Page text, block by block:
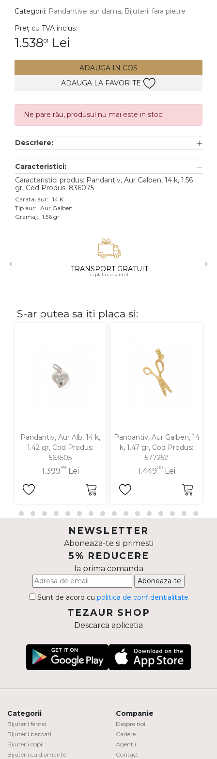
Inele
Cercei
Bratari
Lanturi
Pandantive
Accesorii
TIP METAL
Aur galben
Aur alb
Aur roz
Categorii: Pandantive aur dama, Bijuterii fara pietre
Preț cu TVA inclus:
1.53801 Lei
ADAUGA IN COS
ADAUGA LA FAVORITE
Ne pare rău, produsul nu mai este in stoc!
Descriere:
Caracteristici:
Caracteristici produs: Pandantiv, Aur Galben, 14 k, 1.56
gr, Cod Produs: 836075
Carataj aur: 14 K
Tip aur: Aur Galben
Gramaj: 1.56 gr
‹ TRANSPORT GRATUIT
la plata cu cardul
›
S-ar putea sa iti placa si:
Pandantiv, Aur Alb, 14 k,
1.42 gr, Cod Produs:
563505
1.39999Lei
Pandantiv, Aur Galben, 14
k, 1.47 gr, Cod Produs:
577252
1.44900Lei
NEWSLETTER
Aboneaza-te si primesti
5% REDUCERE
la prima comanda
Aboneaza-te
Sunt de acord cu politica de confidentialitate
TEZAUR SHOP
Descarca aplicatia
Categorii
Bijuterii femei
Bijuterii barbati
Bijuterii copii
Bijuterii cu diamante
Companie
Despre noi
Cariere
Agentii
Contact